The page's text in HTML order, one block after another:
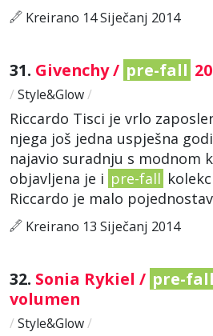
Kreirano 14 Siječanj 2014
31. Givenchy / pre-fall
/ Style&Glow/
Riccardo Tisci je vrlo
njega još jedna uspješna
najavio suradnju s modnom
objavljena je i pre-fall
Riccardo je malo
Kreirano 13 Siječanj 2014
32. Sonia Rykiel / pre-fall
volumen
/ Style&Glow/